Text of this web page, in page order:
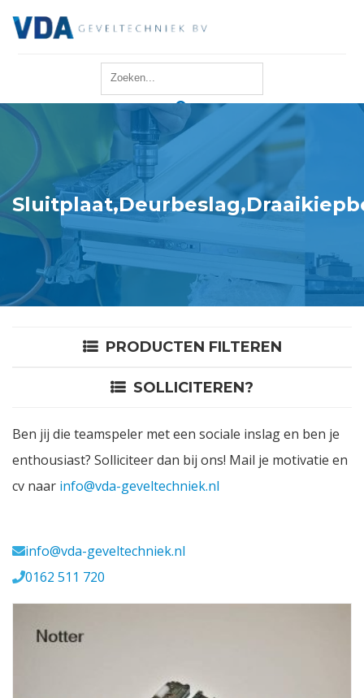
Reparatie
Onderhoud
Merken
Producten
Offerte
Login
Vacatures
PRODUCTEN FILTEREN
SOLLICITEREN?
Ben jij die teamspeler met een sociale inslag en ben je
enthousiast? Solliciteer dan bij ons! Mail je motivatie en
cv naar info@vda-geveltechniek.nl
info@vda-geveltechniek.nl
0162 511 720